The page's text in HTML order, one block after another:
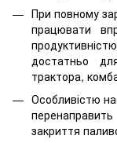
При повному
працювати
достатньо
трактора,
Особливістю
закриття